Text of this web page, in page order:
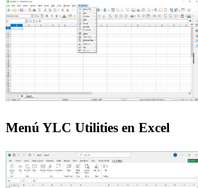
Menú YLC Utilities en Excel